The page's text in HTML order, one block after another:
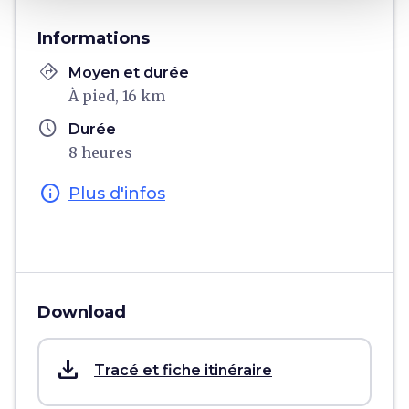
Informations
directions Moyen et durée
À pied, 16 km
schedule Durée
8 heures
info Plus d'infos
Download
save_alt Tracé et fiche itinéraire